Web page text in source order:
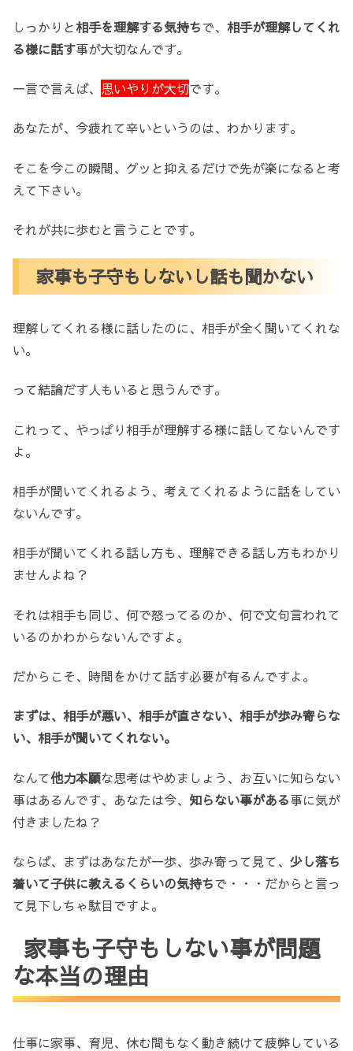
しっかりと相手を理解する気持ちで、 相手が理解してくれ
る様に話す事が大切なんです。
一言で言えば、 思いやりが大切です。
あなたが、今疲れて辛いというのは、わかります。
そこを今この瞬間、グッと抑えるだけで先が楽になると考
えて下さい。
それが共に歩むと言うことです。
家事も子守もしないし話も聞かない
理解してくれる様に話したのに、相手が全く聞いてくれな
い。
って結論だす人もいると思うんです。
これって、やっぱり相手が理解する様に話してないんです
よ。
相手が聞いてくれるよう、考えてくれるように話をしてい
ないんです。
相手が聞いてくれる話し方も、理解できる話し方もわかり
ませんよね？
それは相手も同じ、何で怒ってるのか、何で文句言われて
いるのかわからないんですよ。
だからこそ、時間をかけて話す必要が有るんですよ。
まずは、相手が悪い、相手が直さない、相手が歩み寄らな
い、相手が聞いてくれない。
なんて他力本願な思考はやめましょう、お互いに知らない
事はあるんです、あなたは今、 知らない事がある事に気が
付きましたね？
ならば、まずはあなたが一歩、歩み寄って見て、 少し落ち
着いて子供に教えるくらいの気持ちで・・・だからと言っ
て見下しちゃ駄目ですよ。
家事も子守もしない事が問題
な本当の理由
仕事に家事、育児、休む間もなく動き続けて疲弊している